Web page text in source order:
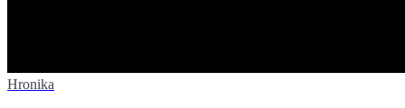
Hronika